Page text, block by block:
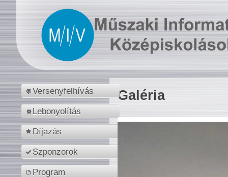
Versenyfelhívás
Lebonyolítás
Díjazás
Szponzorok
Program
Galéria